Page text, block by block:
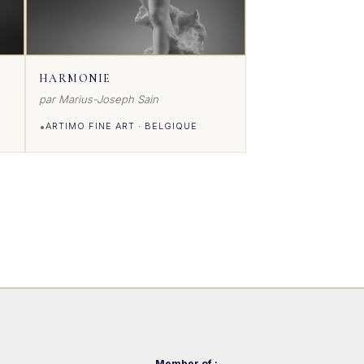
HARMONIE
par Marius-Joseph Sain
•ARTIMO FINE ART · BELGIQUE